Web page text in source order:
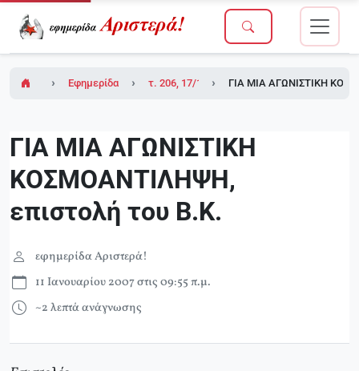
Εφημερίδα Αριστερά!τ. 206, 17/11/2006ΓΙΑ ΜΙΑ ΑΓΩΝΙΣΤΙΚΗ
ΓΙΑ ΜΙΑ ΑΓΩΝΙΣΤΙΚΗ
ΚΟΣΜΟΑΝΤΙΛΗΨΗ,
επιστολή του Β.Κ.
εφημερίδα Αριστερά!
11 Ιανουαρίου 2007 στις 09:55 π.μ.
~2 λεπτά ανάγνωσης